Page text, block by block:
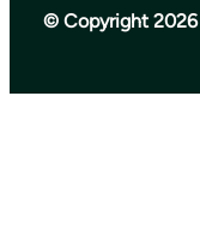
© Copyright 2026